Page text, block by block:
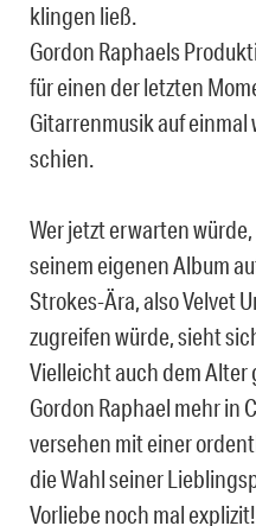
klingen ließ.
Gordon Raphaels
für einen der letzten
Gitarrenmusik auf einmal
schien.
Wer jetzt erwarten
seinem eigenen Album
Strokes-Ära, also Velvet
zugreifen würde, sieht
Vielleicht auch dem
Gordon Raphael mehr in
versehen mit einer
die Wahl seiner
Vorliebe noch mal explizit!